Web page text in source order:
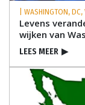
| WASHINGTON, DC,
Levens
wijken van
LEES MEER ▶